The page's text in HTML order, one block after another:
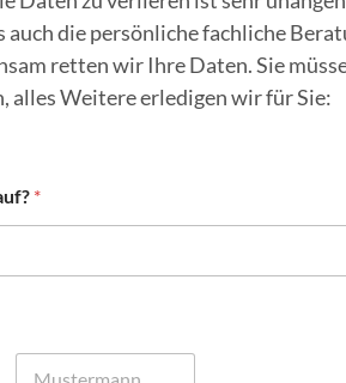
auch die persönliche fachliche
retten wir Ihre Daten. Sie
alles Weitere erledigen wir für Sie:
*